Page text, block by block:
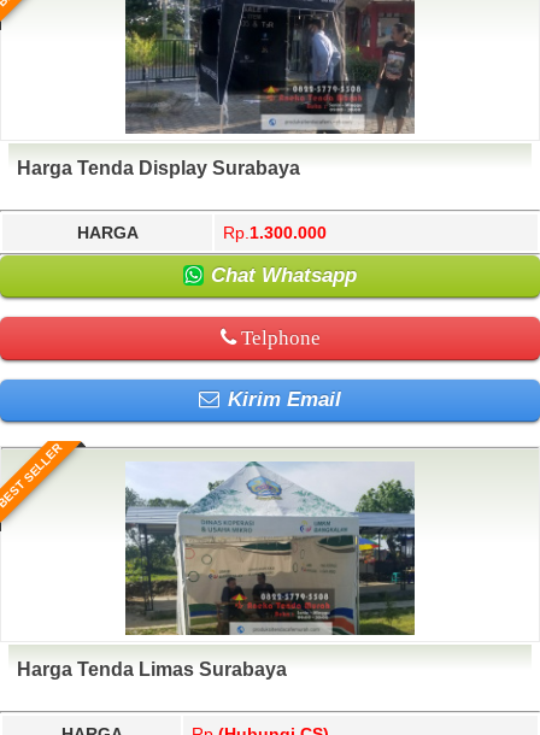
Harga Tenda Display Surabaya
HARGA Rp. 1.300.000
Chat Whatsapp
Telphone
Kirim Email
SELLER
Harga Tenda Limas Surabaya